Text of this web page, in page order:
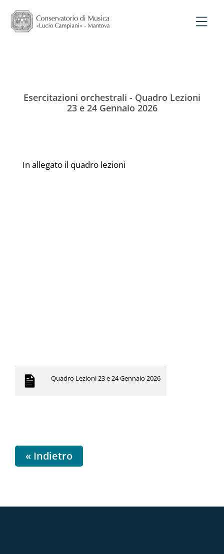
Esercitazioni orchestrali - Quadro Lezioni
23 e 24 Gennaio 2026
In allegato il quadro lezioni
Quadro Lezioni 23 e 24 Gennaio 2026
« Indietro